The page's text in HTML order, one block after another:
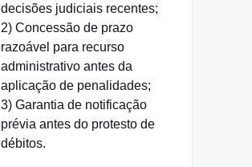
decisões judiciais recentes;
2) Concessão de prazo
razoável para recurso
administrativo antes da
aplicação de penalidades;
3) Garantia de notificação
prévia antes do protesto de
débitos.